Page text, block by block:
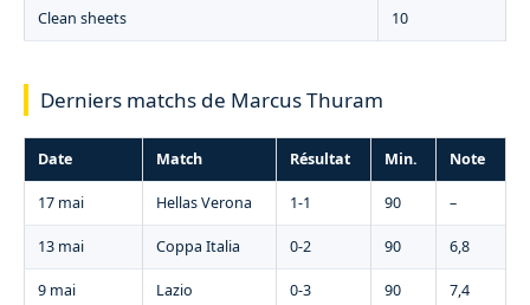
Clean sheets 10
Derniers matchs de Marcus Thuram
Date Match Résultat Min. Note
17 mai Hellas Verona 1-1 90 –
13 mai Coppa Italia 0-2 90 6,8
9 mai Lazio 0-3 90 7,4